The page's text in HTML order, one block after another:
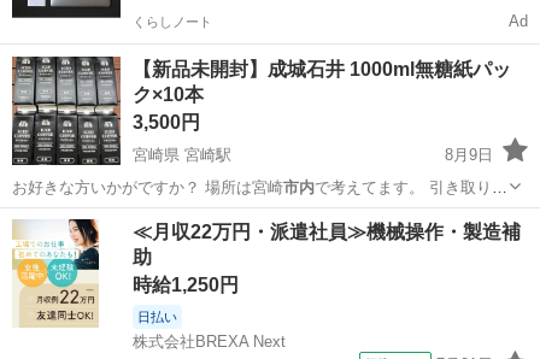
くらしノート Ad
【新品未開封】成城石井 1000ml無糖紙パッ
ク×10本
3,500円
宮崎県 宮崎駅
8月9日
お好きな方いかがですか？ 場所は宮崎市内で考えてます。 引き取りに
きていただ…
宮崎 宮崎市 宮崎駅 食品
≪月収22万円・派遣社員≫機械操作・製造補
助
時給1,250円
日払い
株式会社BREXA Next